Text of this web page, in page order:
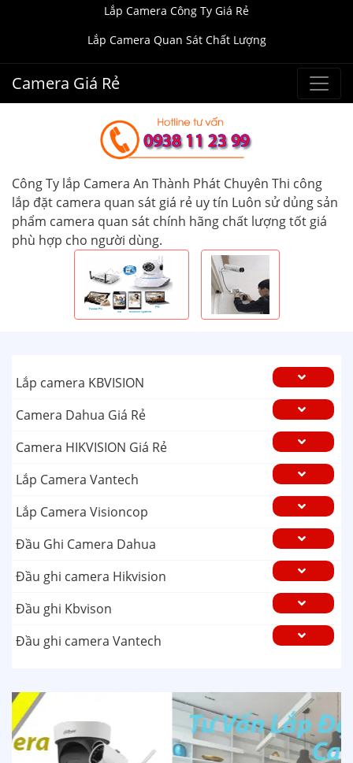
Lắp Camera Công Ty Giá Rẻ
Lắp Camera Quan Sát Chất Lượng
Camera Giá Rẻ
Công Ty lắp Camera An Thành Phát Chuyên Thi công
lắp đặt camera quan sát giá rẻ uy tín Luôn sử dủng sản
phẩm camera quan sát chính hãng chất lượng tốt giá
phù hợp cho người dùng.
Lắp camera KBVISION
Camera Dahua Giá Rẻ
Camera HIKVISION Giá Rẻ
Lắp Camera Vantech
Lắp Camera Visioncop
Đầu Ghi Camera Dahua
Đầu ghi camera Hikvision
Đầu ghi Kbvison
Đầu ghi camera Vantech